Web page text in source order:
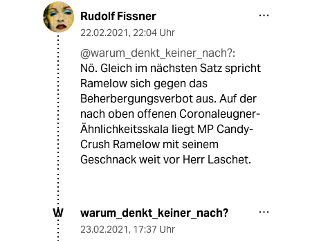
Rudolf Fissner
22.02.2021, 22:04 Uhr
@warum_denkt_keiner_nach?:
Nö. Gleich im nächsten Satz spricht
Ramelow sich gegen das
Beherbergungsverbot aus. Auf der
nach oben offenen Coronaleugner-
Ähnlichkeitsskala liegt MP Candy-
Crush Ramelow mit seinem
Geschnack weit vor Herr Laschet.
W warum_denkt_keiner_nach?
23.02.2021, 17:37 Uhr